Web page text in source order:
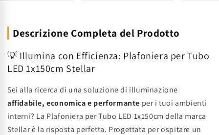
Descrizione Completa del Prodotto
💡 Illumina con Efficienza: Plafoniera per Tubo
LED 1x150cm Stellar
Sei alla ricerca di una soluzione di illuminazione
affidabile, economica e performante per i tuoi ambienti
interni? La Plafoniera per Tubo LED 1x150cm della marca
Stellar è la risposta perfetta. Progettata per ospitare un